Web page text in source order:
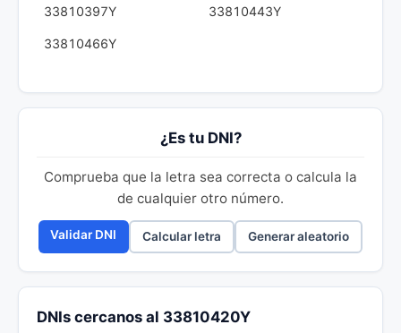
33810397Y 33810443Y
33810466Y
¿Es tu DNI?
Comprueba que la letra sea correcta o calcula la
de cualquier otro número.
Validar DNI Calcular letra Generar aleatorio
DNIs cercanos al 33810420Y